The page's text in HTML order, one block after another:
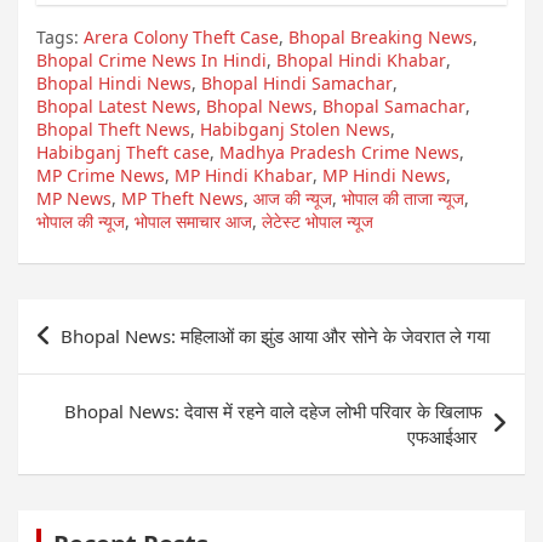
Tags: Arera Colony Theft Case, Bhopal Breaking News,
Bhopal Crime News In Hindi, Bhopal Hindi Khabar,
Bhopal Hindi News, Bhopal Hindi Samachar,
Bhopal Latest News, Bhopal News, Bhopal Samachar,
Bhopal Theft News, Habibganj Stolen News,
Habibganj Theft case, Madhya Pradesh Crime News,
MP Crime News, MP Hindi Khabar, MP Hindi News,
MP News, MP Theft News, आज की न्यूज, भोपाल की ताजा न्यूज,
भोपाल की न्यूज, भोपाल समाचार आज, लेटेस्ट भोपाल न्यूज
Post
navigation
Bhopal News: महिलाओं का झुंड आया और सोने के जेवरात ले गया
Bhopal News: देवास में रहने वाले दहेज लोभी परिवार के खिलाफ
एफआईआर